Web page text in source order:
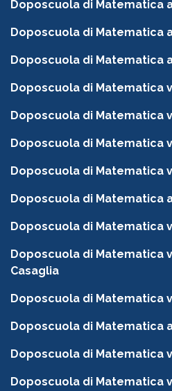
Doposcuola di Matematica
Doposcuola di Matematica
Doposcuola di Matematica
Doposcuola di Matematica
Doposcuola di Matematica
Doposcuola di Matematica
Doposcuola di Matematica
Doposcuola di Matematica
Doposcuola di Matematica
Doposcuola di Matematica
Casaglia
Doposcuola di Matematica
Doposcuola di Matematica
Doposcuola di Matematica
Doposcuola di Matematica